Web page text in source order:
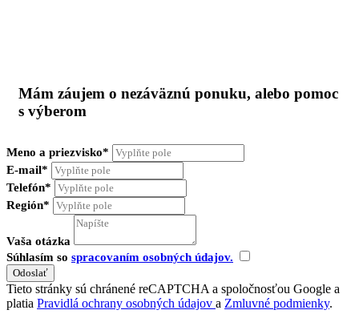
Mám záujem o nezáväznú ponuku, alebo pomoc
s výberom
Meno a priezvisko*
E-mail*
Telefón*
Región*
Vaša otázka
Súhlasím so spracovaním osobných údajov.
Tieto stránky sú chránené reCAPTCHA a spoločnosťou Google a
platia Pravidlá ochrany osobných údajov a Zmluvné podmienky.